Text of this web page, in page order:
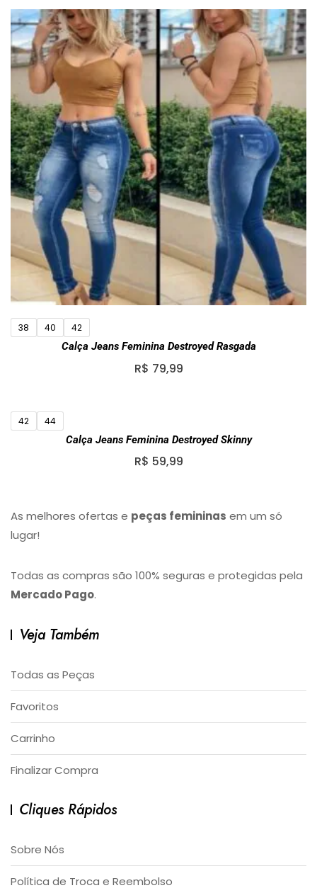
38 40 42
Calça Jeans Feminina Destroyed Rasgada
R$ 79,99
42 44
Calça Jeans Feminina Destroyed Skinny
R$ 59,99
As melhores ofertas e peças femininas em um só
lugar!
Todas as compras são 100% seguras e protegidas pela
Mercado Pago.
Veja Também
Todas as Peças
Favoritos
Carrinho
Finalizar Compra
Cliques Rápidos
Sobre Nós
Política de Troca e Reembolso